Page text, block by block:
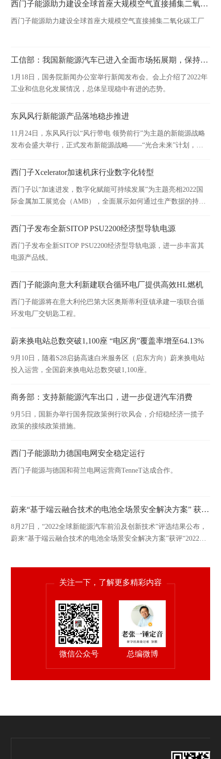
西门子能源助力建设全球首座大规模空气直接捕集二氧化碳工厂
西门子能源助力建设全球首座大规模空气直接捕集二氧化碳工厂
工信部：我国新能源汽车已进入全面市场拓展期，保持快速增长态势
1月18日，国务院新闻办公室举行新闻发布会。会上介绍了2022年
工业和信息化发展情况，总体呈现稳中有进的态势。
东风风行新能源产品落地稳步推进
11月24日，东风风行以“风行带电 领势前行”为主题的新能源战略
发布会盛大举行，正式发布新能源战略——“光合未来”计划，并
车两款重磅车型。以领先技术积累为依托，东风风行新能源产品
西门子Xcelerator加速机床行业数字化转型
西门子以“加速进发，数字化赋能可持续发展”为主题亮相2022国
际金属加工展览会（AMB），全面展示如何通过生产数据的持续
西门子发布全新SITOP PSU2200经济型导轨电源
西门子发布全新SITOP PSU2200经济型导轨电源，进一步丰富其
电源产品线。
西门子能源向意大利新建联合循环电厂提供高效HL燃机
西门子能源将在意大利伦巴第大区奥斯蒂利亚镇承建一项联合循
环发电厂交钥匙工程。
蔚来换电站总数突破1,100座 “电区房”覆盖率增至64.13%
9月10日，随着S28启扬高速白米服务区（启东方向）蔚来换电站
投入运营，全国蔚来换电站总数突破1,100座。
商务部：支持新能源汽车出口，进一步促进汽车消费
9月5日，国新办举行国务院政策例行吹风会，介绍稳经济一揽子
政策的接续政策措施。
西门子能源助力德国电网安全稳定运行
西门子能源与德国和荷兰电网运营商TenneT达成合作。
蔚来“基于端云融合技术的电池全场景安全解决方案” 获评“2022全球新能源汽车创新技术”
8月27日，“2022全球新能源汽车前沿及创新技术”评选结果公布，
蔚来“基于端云融合技术的电池全场景安全解决方案”获评“2022全
关注一下，了解更多精彩内容
微信公众号 总编微博